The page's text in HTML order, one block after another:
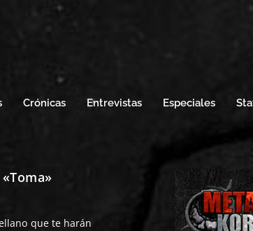
Crónicas Entrevistas Especiales
que te harán